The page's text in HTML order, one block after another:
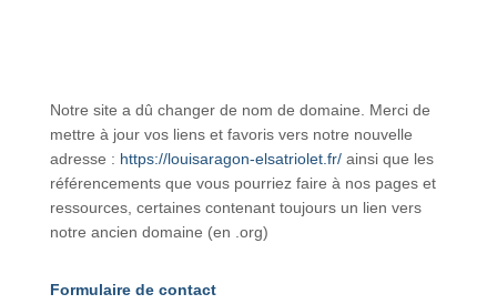
Notre site a dû changer de nom de domaine. Merci de
mettre à jour vos liens et favoris vers notre nouvelle
adresse : https://louisaragon-elsatriolet.fr/ ainsi que les
référencements que vous pourriez faire à nos pages et
ressources, certaines contenant toujours un lien vers
notre ancien domaine (en .org)
Formulaire de contact